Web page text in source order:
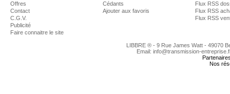
Offres
Contact
C.G.V.
Publicité
Faire connaitre le site
Cédants
Ajouter aux favoris
Flux RSS
Flux RSS
Flux RSS
LIBBRE ® - 9 Rue James Watt - 49070
Email: info@transmission-
Nos